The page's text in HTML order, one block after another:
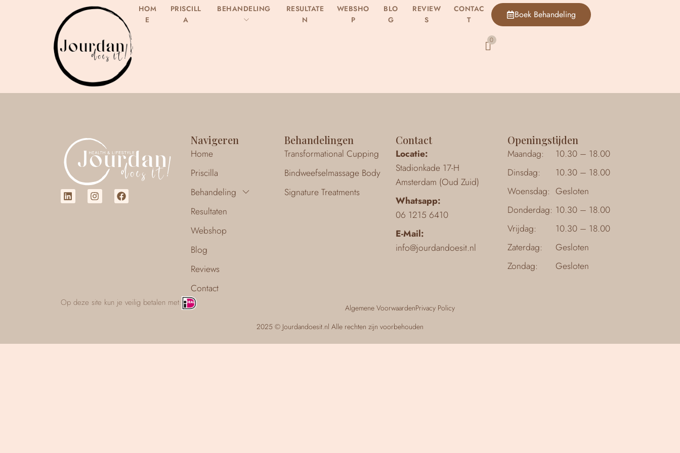
HOM
E
PRISCILL
A
BEHANDELING
RESULTATE
N
WEBSHO
P
BLO
G
REVIEW
S
CONTAC
T
Boek Behandeling
Navigeren
Home
Priscilla
Behandeling
Resultaten
Webshop
Blog
Reviews
Contact
Behandelingen
Transformational Cupping
Bindweefselmassage Body
Signature Treatments
Contact
Locatie:
Stadionkade 17-H
Amsterdam (Oud Zuid)
Whatsapp:
06 1215 6410
E-Mail:
info@jourdandoesit.nl
Openingstijden
Maandag:
10.30 – 18.00
Dinsdag:
10.30 – 18.00
Woensdag: Gesloten
Donderdag: 10.30 – 18.00
Vrijdag:
10.30 – 18.00
Zaterdag:
Gesloten
Zondag:
Gesloten
Op deze site kun je veilig betalen met: Algemene VoorwaardenPrivacy Policy
2025 © Jourdandoesit.nl Alle rechten zijn voorbehouden